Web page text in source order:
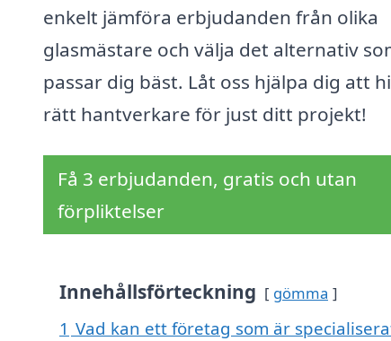
enkelt jämföra erbjudanden från olika
glasmästare och välja det alternativ
passar dig bäst. Låt oss hjälpa dig att
rätt hantverkare för just ditt projekt!
Få 3 erbjudanden, gratis och utan
förpliktelser
Innehållsförteckning gömma
1 Vad kan ett företag som är